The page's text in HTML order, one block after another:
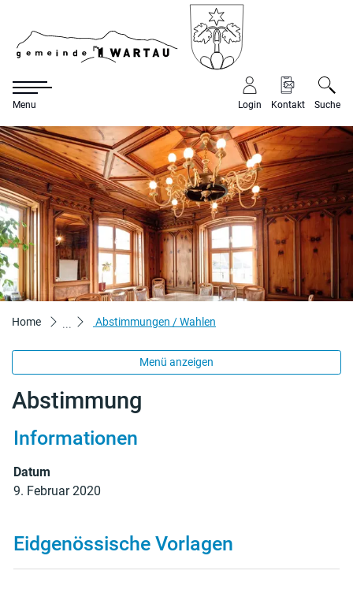
zur Startseite
Direkt zur Hauptnavigation
Direkt zum Inhalt
Direkt zur Suche
Direkt zum Stichwortverzeichnis
Gemeinde
Menu Login Kontakt Suche
Home Abstimmungen / Wahlen
Menü anzeigen
Abstimmung
Informationen
Datum
9. Februar 2020
Eidgenössische Vorlagen